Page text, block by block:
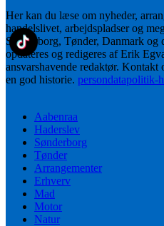
Her kan du læse om nyheder,
handelslivet, arbejdspladser og
Sønderborg, Tønder, Danmark og
opdateres og redigeres af Erik
ansvarshavende redaktør.
en god historie. persondatapolitik-
Aabenraa
Haderslev
Sønderborg
Tønder
Arrangementer
Erhverv
Mad
Motor
Natur